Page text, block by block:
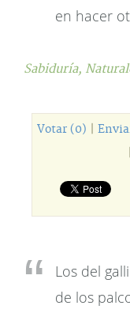
en hacer
Sabiduría,
Votar (0)
Los del
de los